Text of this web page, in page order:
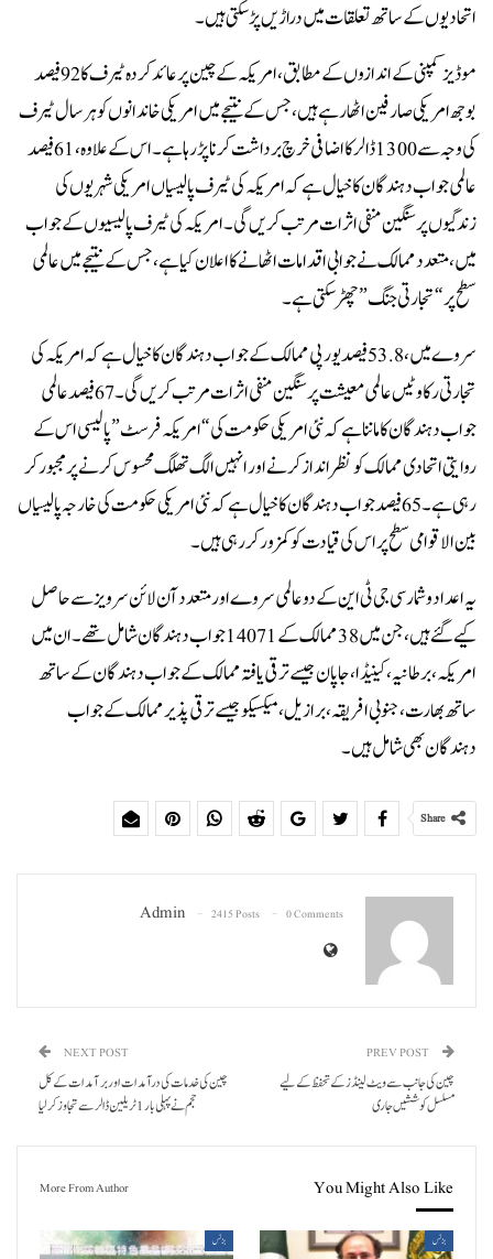
اتحادیوں کے ساتھ تعلقات میں دراڑیں پڑ سکتی ہیں۔
موڈیز کمپنی کے اندازوں کے مطابق، امریکہ کے چین پر عائد کردہ ٹیرف کا 92 فیصد
بوجھ امریکی صارفین اٹھا رہے ہیں، جس کے نتیجے میں امریکی خاندانوں کو ہر سال ٹیرف
کی وجہ سے 1300 ڈالر کا اضافی خرچ برداشت کرنا پڑ رہا ہے۔ اس کے علاوہ، 61 فیصد
عالمی جواب دہندگان کا خیال ہے کہ امریکہ کی ٹیرف پالیسیاں امریکی شہریوں کی
زندگیوں پر سنگین منفی اثرات مرتب کریں گی۔ امریکہ کی ٹیرف پالیسیوں کے جواب
میں، متعدد ممالک نے جوابی اقدامات اٹھانے کا اعلان کیا ہے، جس کے نتیجے میں عالمی
سطح پر “تجارتی جنگ” چھڑ سکتی ہے۔
سروے میں، 53.8 فیصد یورپی ممالک کے جواب دہندگان کا خیال ہے کہ امریکہ کی
تجارتی رکاوٹیں عالمی معیشت پر سنگین منفی اثرات مرتب کریں گی۔ 67 فیصد عالمی
جواب دہندگان کا ماننا ہے کہ نئی امریکی حکومت کی “امریکہ فرسٹ” پالیسی اس کے
روایتی اتحادی ممالک کو نظر انداز کرنے اور انہیں الگ تھلگ محسوس کرنے پر مجبور کر
رہی ہے۔ 65 فیصد جواب دہندگان کا خیال ہے کہ نئی امریکی حکومت کی خارجہ پالیسیاں
بین الاقوامی سطح پر اس کی قیادت کو کمزور کر رہی ہیں۔
یہ اعداد و شمار سی جی ٹی این کے دو عالمی سروے اور متعدد آن لائن سرویز سے حاصل
کیے گئے ہیں، جن میں 38 ممالک کے 14071 جواب دہندگان شامل تھے۔ ان میں
امریکہ، برطانیہ، کینیڈا، جاپان جیسے ترقی یافتہ ممالک کے جواب دہندگان کے ساتھ
ساتھ بھارت، جنوبی افریقہ، برازیل، میکسیکو جیسے ترقی پذیر ممالک کے جواب
دہندگان بھی شامل ہیں۔
Share
Admin 2415 Posts 0 Comments
چین کی جانب سے ویٹ لینڈز کے تحفظ کے لیے
مسلسل کوششیں جاری
NEXT POST
چین کی خدمات کی درآمدات اور برآمدات کے کل
حجم نے پہلی بار 1 ٹریلین ڈالر سے تجاوز کر لیا
You Might Also Like
More From Author
بزنس بزنس